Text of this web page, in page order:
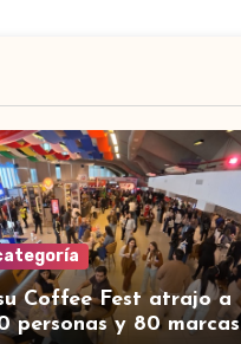
Coffee Fest atrajo a
personas y 80 marcas